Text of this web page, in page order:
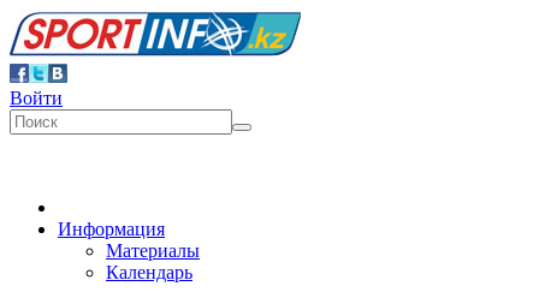
Войти
Информация
Материалы
Календарь